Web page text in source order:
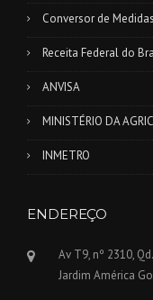
Conversor de Medidas
Receita Federal do
ANVISA
MINISTÉRIO DA
INMETRO
ENDEREÇO
Av T9, nº 2310,
Jardim América